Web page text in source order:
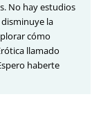
No hay estudios
la
cómo
llamado
haberte